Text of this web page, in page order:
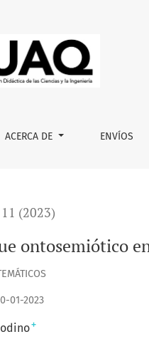
de las matemáticas
ACERCA DE ENVÍOS
(2023)
ontosemiótico
01-2023
+